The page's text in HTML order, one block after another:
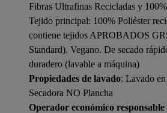
Fibras Ultrafinas Recicladas y
Tejido principal: 100% Poliéster
contiene tejidos APROBADOS
Standard). Vegano. De secado
duradero (lavable a máquina)
Propiedades de lavado: Lavado
Secadora NO Plancha
Operador económico